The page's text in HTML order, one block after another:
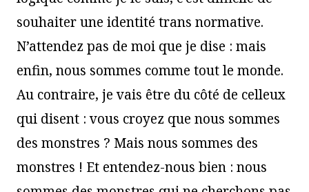
souhaiter une identité trans normative.
N’attendez pas de moi que je dise : mais
enfin, nous sommes comme tout le monde.
Au contraire, je vais être du côté de celleux
qui disent : vous croyez que nous sommes
des monstres ? Mais nous sommes des
monstres ! Et entendez-nous bien : nous